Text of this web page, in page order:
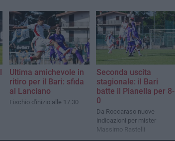
Ultima amichevole in
ritiro per il Bari: sfida
al Lanciano
Fischio d'inizio alle 17.30
Seconda uscita
stagionale: il Bari
batte il Pianella per 8-
0
Da Roccaraso nuove
indicazioni per mister
Massimo Rastelli